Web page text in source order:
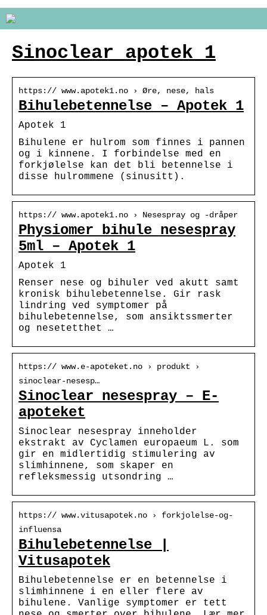
Sinoclear apotek 1
https:// www.apotek1.no › Øre, nese, hals
Bihulebetennelse – Apotek 1
Apotek 1
Bihulene er hulrom som finnes i pannen
og i kinnene. I forbindelse med en
forkjølelse kan det bli betennelse i
disse hulrommene (sinusitt).
https:// www.apotek1.no › Nesespray og -dråper
Physiomer bihule nesespray
5ml – Apotek 1
Apotek 1
Renser nese og bihuler ved akutt samt
kronisk bihulebetennelse. Gir rask
lindring ved symptomer på
bihulebetennelse, som ansiktssmerter
og nesetetthet …
https:// www.e-apoteket.no › produkt ›
sinoclear-nesesp…
Sinoclear nesespray – E-
apoteket
Sinoclear nesespray inneholder
ekstrakt av Cyclamen europaeum L. som
gir en midlertidig stimulering av
slimhinnene, som skaper en
refleksmessig utsondring …
https:// www.vitusapotek.no › forkjolelse-og-
influensa
Bihulebetennelse |
Vitusapotek
Bihulebetennelse er en betennelse i
slimhinnene i en eller flere av
bihulene. Vanlige symptomer er tett